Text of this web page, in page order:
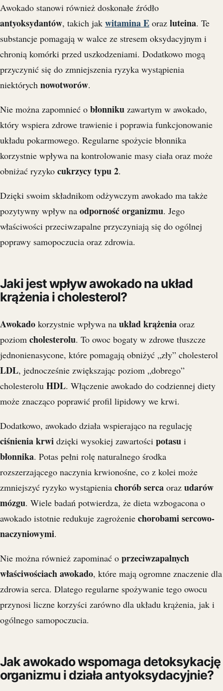
Awokado stanowi również doskonałe źródło
antyoksydantów, takich jak witamina E oraz luteina. Te
substancje pomagają w walce ze stresem oksydacyjnym i
chronią komórki przed uszkodzeniami. Dodatkowo mogą
przyczynić się do zmniejszenia ryzyka wystąpienia
niektórych nowotworów.
Nie można zapomnieć o błonniku zawartym w awokado,
który wspiera zdrowe trawienie i poprawia funkcjonowanie
układu pokarmowego. Regularne spożycie błonnika
korzystnie wpływa na kontrolowanie masy ciała oraz może
obniżać ryzyko cukrzycy typu 2.
Dzięki swoim składnikom odżywczym awokado ma także
pozytywny wpływ na odporność organizmu. Jego
właściwości przeciwzapalne przyczyniają się do ogólnej
poprawy samopoczucia oraz zdrowia.
Jaki jest wpływ awokado na układ
krążenia i cholesterol?
Awokado korzystnie wpływa na układ krążenia oraz
poziom cholesterolu. To owoc bogaty w zdrowe tłuszcze
jednonienasycone, które pomagają obniżyć „zły” cholesterol
LDL, jednocześnie zwiększając poziom „dobrego”
cholesterolu HDL. Włączenie awokado do codziennej diety
może znacząco poprawić profil lipidowy we krwi.
Dodatkowo, awokado działa wspierająco na regulację
ciśnienia krwi dzięki wysokiej zawartości potasu i
błonnika. Potas pełni rolę naturalnego środka
rozszerzającego naczynia krwionośne, co z kolei może
zmniejszyć ryzyko wystąpienia chorób serca oraz udarów
mózgu. Wiele badań potwierdza, że dieta wzbogacona o
awokado istotnie redukuje zagrożenie chorobami sercowo-
naczyniowymi.
Nie można również zapominać o przeciwzapalnych
właściwościach awokado, które mają ogromne znaczenie dla
zdrowia serca. Dlatego regularne spożywanie tego owocu
przynosi liczne korzyści zarówno dla układu krążenia, jak i
ogólnego samopoczucia.
Jak awokado wspomaga detoksykację
organizmu i działa antyoksydacyjnie?